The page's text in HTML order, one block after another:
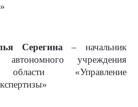
Серегина – начальник
автономного учреждения
области «Управление